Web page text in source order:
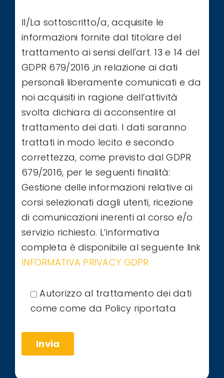
Il/La sottoscritto/a, acquisite le
informazioni fornite dal titolare del
trattamento ai sensi dell'art. 13 e 14 del
GDPR 679/2016 ,in relazione ai dati
personali liberamente comunicati e da
noi acquisiti in ragione dell’attività
svolta dichiara di acconsentire al
trattamento dei dati. I dati saranno
trattati in modo lecito e secondo
correttezza, come previsto dal GDPR
679/2016, per le seguenti finalità:
Gestione delle informazioni relative ai
corsi selezionati dagli utenti, ricezione
di comunicazioni inerenti al corso e/o
servizio richiesto. L’informativa
completa è disponibile al seguente link
INFORMATIVA PRIVACY GDPR
Autorizzo al trattamento dei dati
come come da Policy riportata